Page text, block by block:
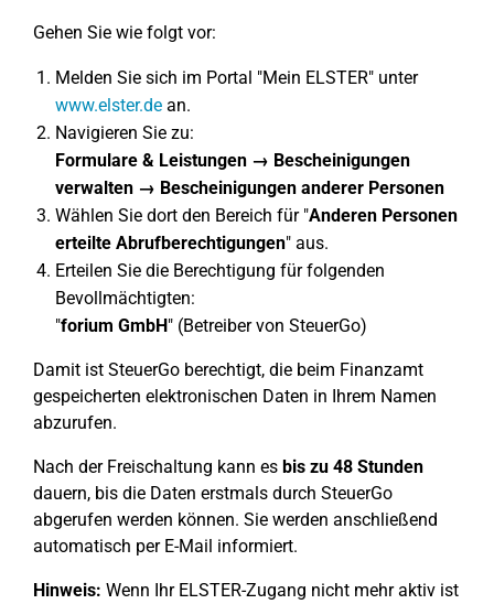
Gehen Sie wie folgt vor:
Melden Sie sich im Portal "Mein ELSTER" unter
www.elster.de an.
Navigieren Sie zu:
Formulare & Leistungen → Bescheinigungen
verwalten → Bescheinigungen anderer Personen
Wählen Sie dort den Bereich für "Anderen Personen
erteilte Abrufberechtigungen" aus.
Erteilen Sie die Berechtigung für folgenden
Bevollmächtigten:
"forium GmbH" (Betreiber von SteuerGo)
Damit ist SteuerGo berechtigt, die beim Finanzamt
gespeicherten elektronischen Daten in Ihrem Namen
abzurufen.
Nach der Freischaltung kann es bis zu 48 Stunden
dauern, bis die Daten erstmals durch SteuerGo
abgerufen werden können. Sie werden anschließend
automatisch per E-Mail informiert.
Hinweis: Wenn Ihr ELSTER-Zugang nicht mehr aktiv ist